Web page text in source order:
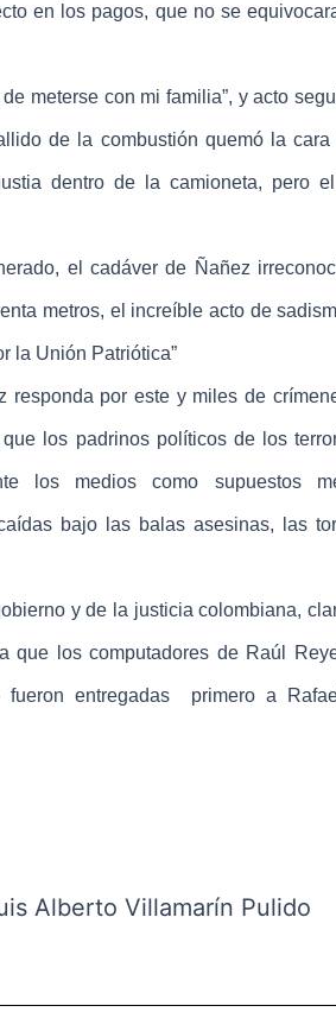
en los pagos, que no se
meterse con mi familia”, y acto
de la combustión quemó la cara
dentro de la camioneta, pero
el cadáver de Ñañez
metros, el increíble acto de
la Unión Patriótica”
por este y miles de
los padrinos políticos de los
los medios como supuestos
bajo las balas asesinas, las
y de la justicia colombiana,
que los computadores de Raúl
entregadas primero a
Alberto Villamarín Pulido